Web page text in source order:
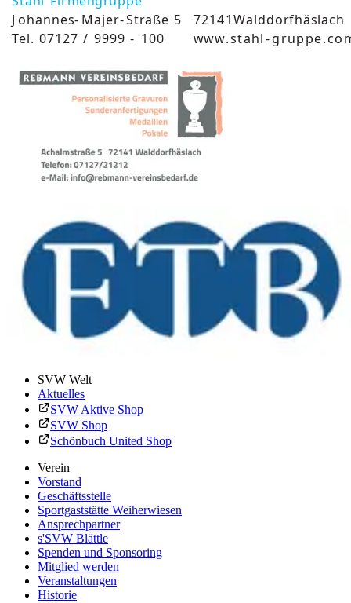
SVW Welt
Aktuelles
SVW Aktive Shop
SVW Shop
Schönbuch United Shop
Verein
Vorstand
Geschäftsstelle
Sportgaststätte Weiherwiesen
Ansprechpartner
s'SVW Blättle
Spenden und Sponsoring
Mitglied werden
Veranstaltungen
Historie